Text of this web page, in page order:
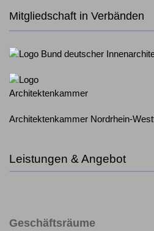
Mitgliedschaft in Verbänden
Architektenkammer Nordrhein-
Leistungen & Angebot
Geschäftsräume